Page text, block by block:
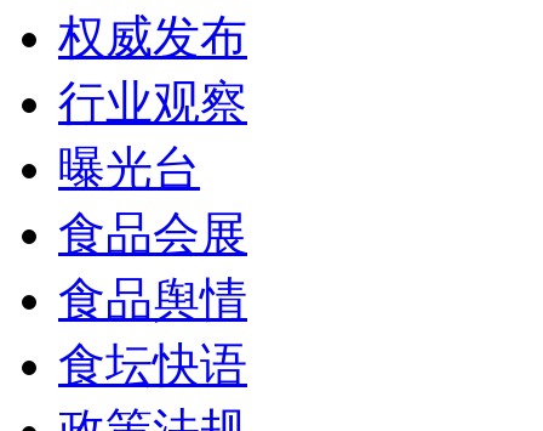
权威发布
行业观察
曝光台
食品会展
食品舆情
食坛快语